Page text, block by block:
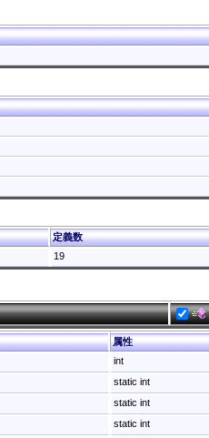
定義数
19
属性
int
static int
static int
static int